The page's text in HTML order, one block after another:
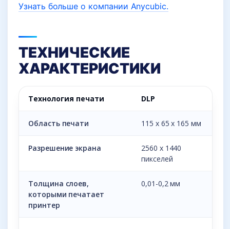
Узнать больше о компании Anycubic.
ТЕХНИЧЕСКИЕ
ХАРАКТЕРИСТИКИ
Технология печати DLP
Область печати 115 х 65 х 165 мм
Разрешение экрана
2560 х 1440
пикселей
Толщина слоев,
которыми печатает
принтер
0,01-0,2 мм